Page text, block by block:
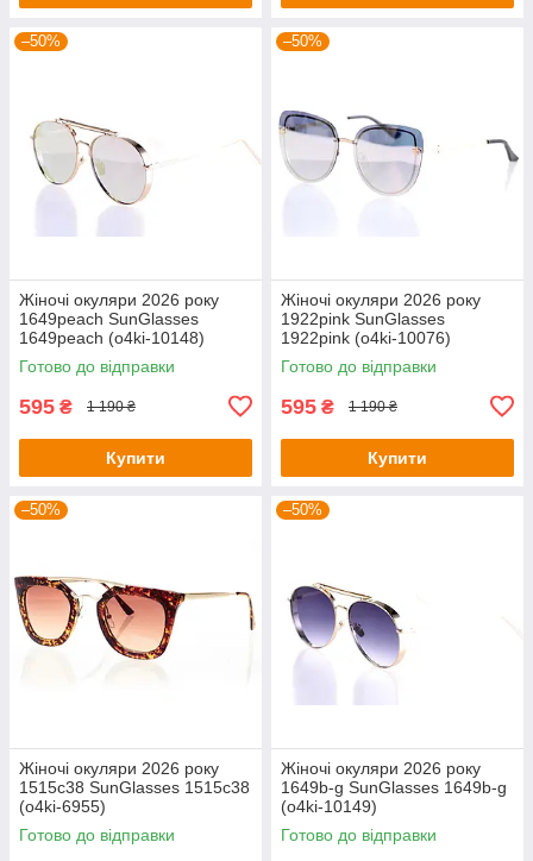
–50%
Жіночі окуляри 2026 року
1649peach SunGlasses
1649peach (o4ki-10148)
Готово до відправки
595 ₴ 1 190 ₴
Купити
–50%
Жіночі окуляри 2026 року
1922pink SunGlasses
1922pink (o4ki-10076)
Готово до відправки
595 ₴ 1 190 ₴
Купити
–50%
Жіночі окуляри 2026 року
1515c38 SunGlasses 1515c38
(o4ki-6955)
Готово до відправки
–50%
Жіночі окуляри 2026 року
1649b-g SunGlasses 1649b-g
(o4ki-10149)
Готово до відправки